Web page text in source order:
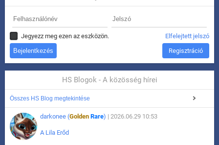
Jegyezz meg ezen az eszközön. Elfelejtett jelszó
Regisztráció
HS Blogok - A közösség hírei
Összes HS Blog megtekintése
darkonee (Golden Rare) | 2026.06.29 10:53
A Lila Erőd